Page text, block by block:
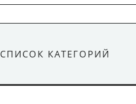
СПИСОК КАТЕГОРИЙ